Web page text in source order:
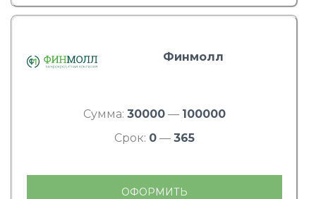
Финмолл
Сумма: 30000 — 100000
Срок: 0 — 365
ОФОРМИТЬ